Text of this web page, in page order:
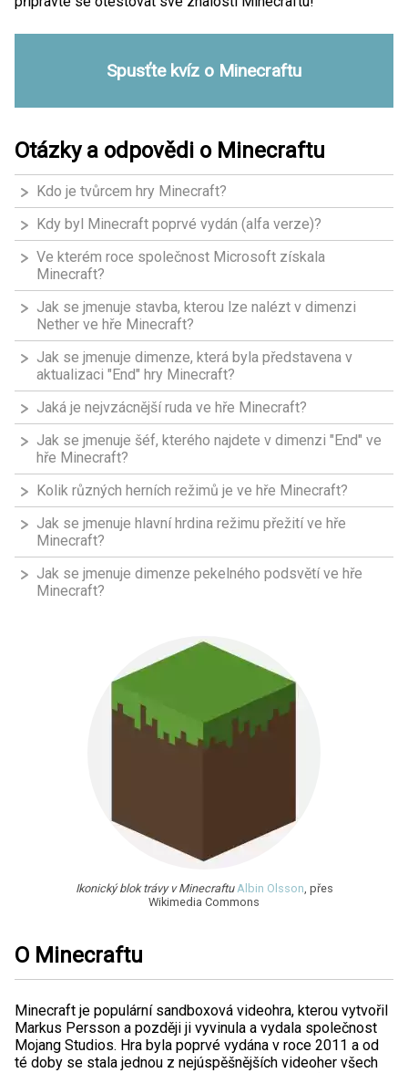
Spusťte kvíz o Minecraftu
Otázky a odpovědi o Minecraftu
Kdo je tvůrcem hry Minecraft?
Kdy byl Minecraft poprvé vydán (alfa verze)?
Ve kterém roce společnost Microsoft získala
Minecraft?
Jak se jmenuje stavba, kterou lze nalézt v dimenzi
Nether ve hře Minecraft?
Jak se jmenuje dimenze, která byla představena v
aktualizaci "End" hry Minecraft?
Jaká je nejvzácnější ruda ve hře Minecraft?
Jak se jmenuje šéf, kterého najdete v dimenzi "End" ve
hře Minecraft?
Kolik různých herních režimů je ve hře Minecraft?
Jak se jmenuje hlavní hrdina režimu přežití ve hře
Minecraft?
Jak se jmenuje dimenze pekelného podsvětí ve hře
Minecraft?
Ikonický blok trávy v Minecraftu Albin Olsson , přes
Wikimedia Commons
O Minecraftu
Minecraft je populární sandboxová videohra, kterou vytvořil
Markus Persson a později ji vyvinula a vydala společnost
Mojang Studios. Hra byla poprvé vydána v roce 2011 a od
té doby se stala jednou z nejúspěšnějších videoher všech